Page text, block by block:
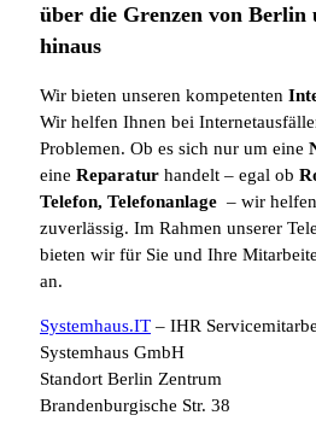
über die Grenzen von Berlin
hinaus
Wir bieten unseren kompetenten
Wir helfen Ihnen bei
Problemen. Ob es sich nur um eine
eine Reparatur handelt – egal ob
Telefon, Telefonanlage – wir
zuverlässig. Im Rahmen unserer
bieten wir für Sie und Ihre
an.
Systemhaus.IT – IHR
Systemhaus GmbH
Standort Berlin Zentrum
Brandenburgische Str. 38